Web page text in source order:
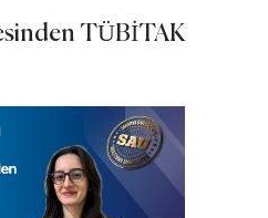
TÜBİTAK